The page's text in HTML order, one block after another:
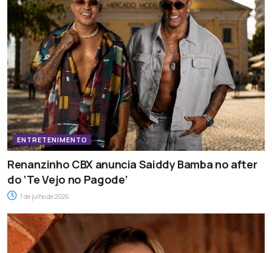
ENTRETENIMENTO
Renanzinho CBX anuncia Saiddy Bamba no after
do ‘Te Vejo no Pagode’
7 de julho de 2026